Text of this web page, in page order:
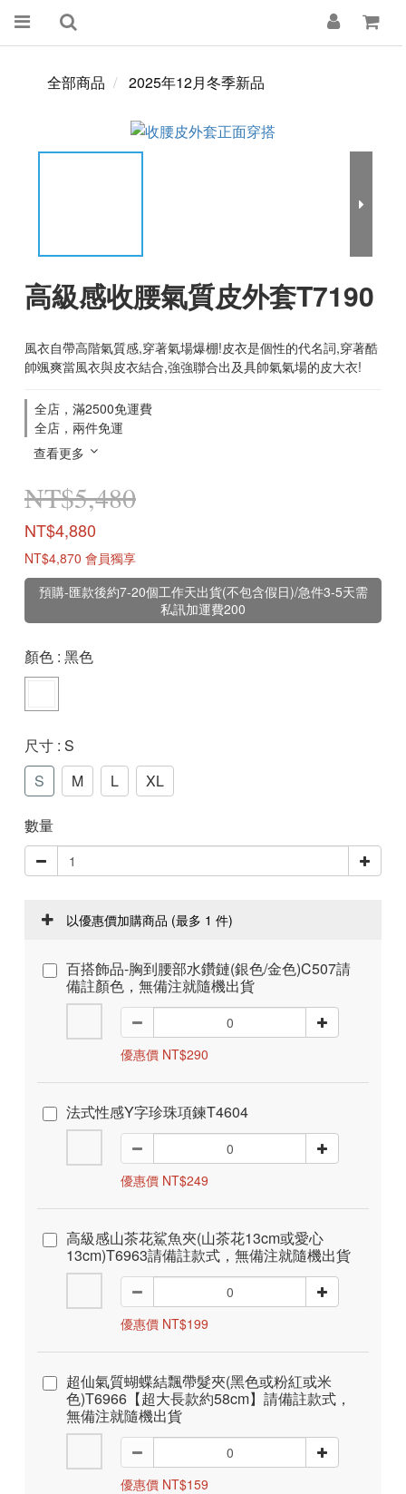
全部商品 2025年12月冬季新品
高級感收腰氣質皮外套T7190
風衣自帶高階氣質感,穿著氣場爆棚!皮衣是個性的代名詞,穿著酷
帥颯爽當風衣與皮衣結合,強強聯合出及具帥氣氣場的皮大衣!
全店，滿2500免運費
全店，兩件免運
查看更多
NT$5,480
NT$4,880
NT$4,870 會員獨享
預購-匯款後約7-20個工作天出貨(不包含假日)/急件3-5天需
私訊加運費200
顏色 : 黑色
尺寸 : S
S
M L XL
數量
以優惠價加購商品 (最多 1 件)
百搭飾品-胸到腰部水鑽鏈(銀色/金色)C507請
備註顏色，無備注就隨機出貨
優惠價 NT$290
法式性感Y字珍珠項鍊T4604
優惠價 NT$249
高級感山茶花鯊魚夾(山茶花13cm或愛心
13cm)T6963請備註款式，無備注就隨機出貨
優惠價 NT$199
超仙氣質蝴蝶結飄帶髮夾(黑色或粉紅或米
色)T6966【超大長款約58cm】請備註款式，
無備注就隨機出貨
優惠價 NT$159